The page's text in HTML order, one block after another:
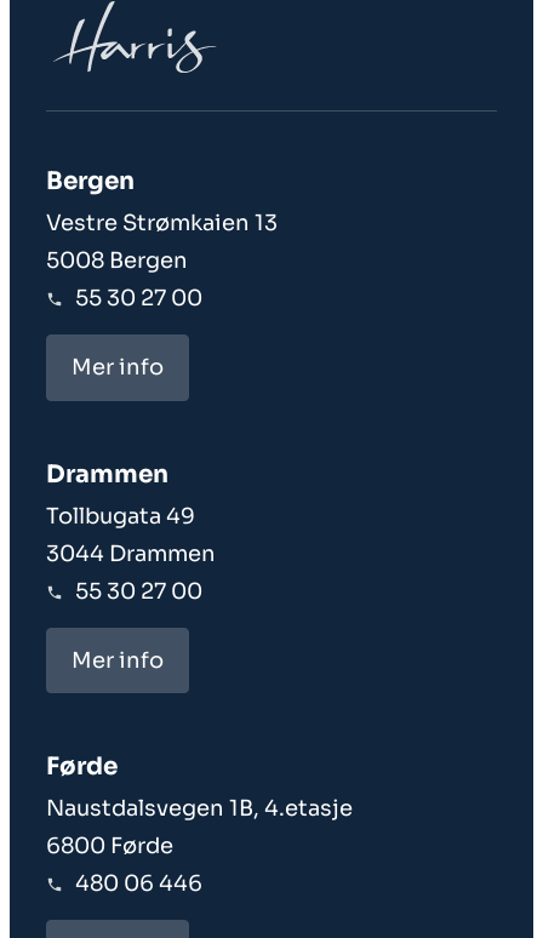
Bergen
Vestre Strømkaien 13
5008 Bergen
55 30 27 00
Mer info
Drammen
Tollbugata 49
3044 Drammen
55 30 27 00
Mer info
Førde
Naustdalsvegen 1B, 4.etasje
6800 Førde
480 06 446